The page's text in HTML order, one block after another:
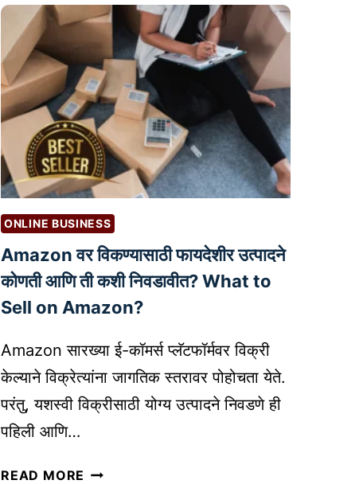
ONLINE BUSINESS
Amazon वर विकण्यासाठी फायदेशीर उत्पादने
कोणती आणि ती कशी निवडावीत? What to
Sell on Amazon?
Amazon सारख्या ई-कॉमर्स प्लॅटफॉर्मवर विक्री
केल्याने विक्रेत्यांना जागतिक स्तरावर पोहोचता येते.
परंतु, यशस्वी विक्रीसाठी योग्य उत्पादने निवडणे ही
पहिली आणि…
READ MORE A